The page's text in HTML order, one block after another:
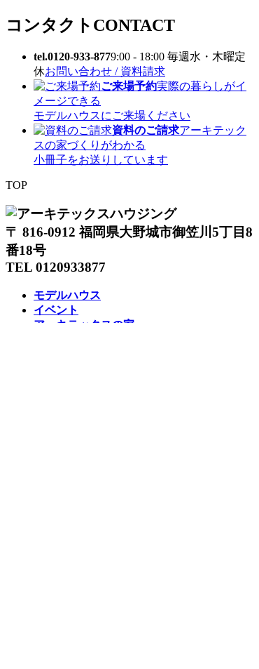
コンタクト CONTACT
tel.0120-933-8779:00 - 18:00 毎週水・木曜定
休お問い合わせ / 資料請求
ご来場予約実際の暮らしがイ
メージできる
モデルハウスにご来場ください
資料のご請求アーキテック
スの家づくりがわかる
小冊子をお送りしています
TOP
〒 816-0912 福岡県大野城市御笠川5丁目8
番18号
TEL 0120933877
モデルハウス
イベント
アーキテックスの家